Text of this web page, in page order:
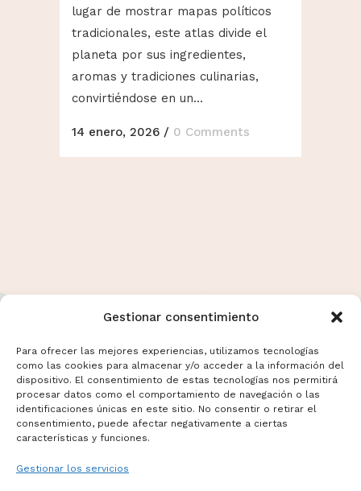
Gestionar consentimiento
Para ofrecer las mejores experiencias, utilizamos tecnologías
como las cookies para almacenar y/o acceder a la información del
dispositivo. El consentimiento de estas tecnologías nos permitirá
procesar datos como el comportamiento de navegación o las
identificaciones únicas en este sitio. No consentir o retirar el
consentimiento, puede afectar negativamente a ciertas
características y funciones.
Gestionar los servicios
lugar de mostrar mapas políticos
tradicionales, este atlas divide el
planeta por sus ingredientes,
aromas y tradiciones culinarias,
convirtiéndose en un...
14 enero, 2026 / 0 Comments
Términos y Condiciones
Aviso Legal
Politicas de Cookies